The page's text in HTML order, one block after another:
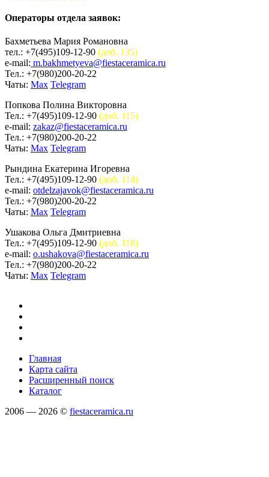
Операторы отдела заявок:
Бахметьева Мария Романовна
тел.: +7(495)109-12-90 (доб. 135)
e-mail: m.bakhmetyeva@fiestaceramica.ru
Тел.: +7(980)200-20-22
Чаты: Max Telegram
Попкова Полина Викторовна
Тел.: +7(495)109-12-90 (доб. 115)
e-mail: zakaz@fiestaceramica.ru
Тел.: +7(980)200-20-22
Чаты: Max Telegram
Рындина Екатерина Игоревна
Тел.: +7(495)109-12-90 (доб. 114)
e-mail: otdelzajavok@fiestaceramica.ru
Тел.: +7(980)200-20-22
Чаты: Max Telegram
Ушакова Ольга Дмитриевна
Тел.: +7(495)109-12-90 (доб. 118)
e-mail: o.ushakova@fiestaceramica.ru
Тел.: +7(980)200-20-22
Чаты: Max Telegram
Главная
Карта сайта
Расширенный поиск
Каталог
2006 — 2026 © fiestaceramica.ru